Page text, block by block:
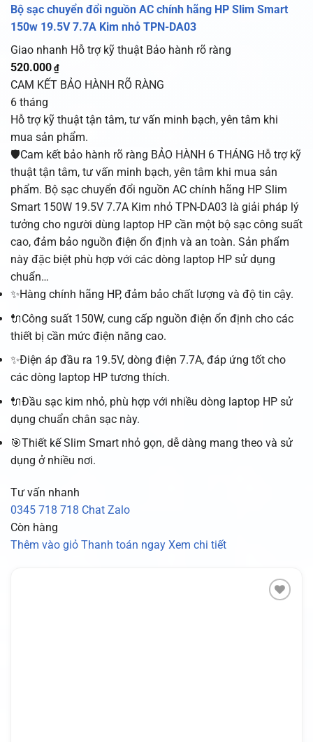
Bộ sạc chuyển đổi nguồn AC chính hãng HP Slim Smart
150w 19.5V 7.7A Kim nhỏ TPN-DA03
Giao nhanh Hỗ trợ kỹ thuật Bảo hành rõ ràng
520.000 ₫
CAM KẾT BẢO HÀNH RÕ RÀNG
6 tháng
Hỗ trợ kỹ thuật tận tâm, tư vấn minh bạch, yên tâm khi
mua sản phẩm.
🛡️Cam kết bảo hành rõ ràng BẢO HÀNH 6 THÁNG Hỗ trợ kỹ
thuật tận tâm, tư vấn minh bạch, yên tâm khi mua sản
phẩm. Bộ sạc chuyển đổi nguồn AC chính hãng HP Slim
Smart 150W 19.5V 7.7A Kim nhỏ TPN-DA03 là giải pháp lý
tưởng cho người dùng laptop HP cần một bộ sạc công suất
cao, đảm bảo nguồn điện ổn định và an toàn. Sản phẩm
này đặc biệt phù hợp với các dòng laptop HP sử dụng
chuẩn…
✨Hàng chính hãng HP, đảm bảo chất lượng và độ tin cậy.
🔌Công suất 150W, cung cấp nguồn điện ổn định cho các
thiết bị cần mức điện năng cao.
✨Điện áp đầu ra 19.5V, dòng điện 7.7A, đáp ứng tốt cho
các dòng laptop HP tương thích.
🔌Đầu sạc kim nhỏ, phù hợp với nhiều dòng laptop HP sử
dụng chuẩn chân sạc này.
🎯Thiết kế Slim Smart nhỏ gọn, dễ dàng mang theo và sử
dụng ở nhiều nơi.
Tư vấn nhanh
0345 718 718 Chat Zalo
Còn hàng
Thêm vào giỏ Thanh toán ngay Xem chi tiết